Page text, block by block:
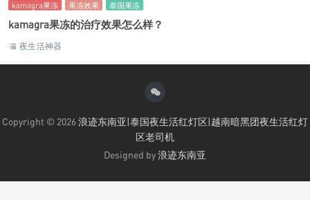
kamagra果冻 果冻效果 泰国果冻
kamagra果冻的治疗效果怎么样？
夜生活神器
Copyright © 2026浪迹东南亚|泰国夜生活红灯区|越南暗黑团夜生活红灯
区老司机
Designed by浪迹东南亚